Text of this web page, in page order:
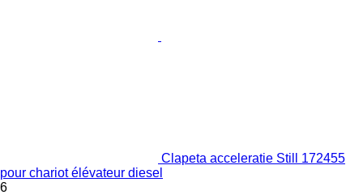
Clapeta acceleratie Still 172455
pour chariot élévateur diesel
6